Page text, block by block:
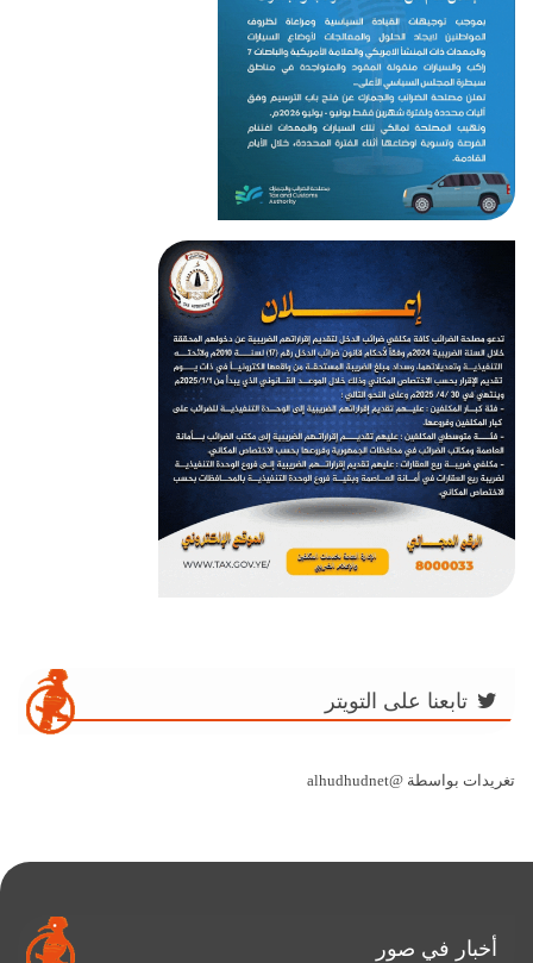
تابعنا على التويتر
تغريدات بواسطة @alhudhudnet
أخبار في صور